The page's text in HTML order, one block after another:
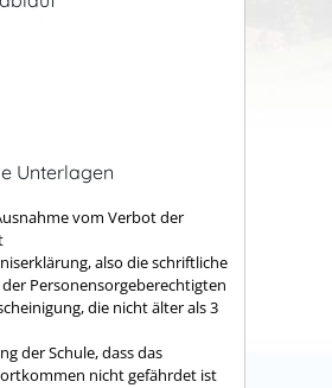
Unterlagen
vom Verbot der
also die schriftliche
Personensorgeberechtigten
die nicht älter als 3
der Schule, dass das
nicht gefährdet ist